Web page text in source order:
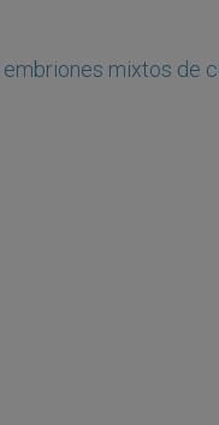
mixtos de